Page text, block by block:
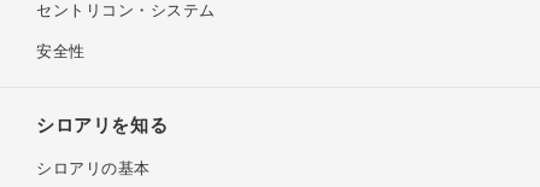
セントリコン・システム
安全性
シロアリを知る
シロアリの基本